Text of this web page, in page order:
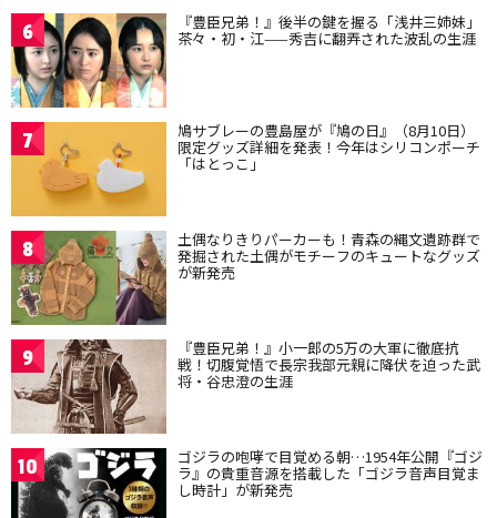
6 『豊臣兄弟！』後半の鍵を握る「浅井三姉妹」
茶々・初・江——秀吉に翻弄された波乱の生涯
7 鳩サブレーの豊島屋が『鳩の日』（8月10日）
限定グッズ詳細を発表！今年はシリコンポーチ
「はとっこ」
8 土偶なりきりパーカーも！青森の縄文遺跡群で
発掘された土偶がモチーフのキュートなグッズ
が新発売
9 『豊臣兄弟！』小一郎の5万の大軍に徹底抗
戦！切腹覚悟で長宗我部元親に降伏を迫った武
将・谷忠澄の生涯
10 ゴジラの咆哮で目覚める朝…1954年公開『ゴジ
ラ』の貴重音源を搭載した「ゴジラ音声目覚ま
し時計」が新発売